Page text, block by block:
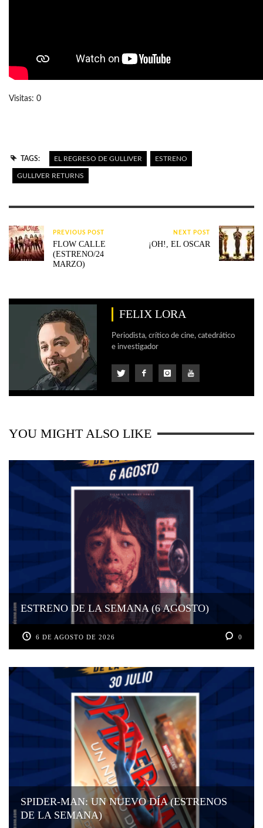
Visitas: 0
TAGS: EL REGRESO DE GULLIVER ESTRENO
GULLIVER RETURNS
PREVIOUS POST
FLOW CALLE
(ESTRENO/24
MARZO)
NEXT POST
¡OH!, EL OSCAR
FELIX LORA
Periodista, crítico de cine, catedrático
e investigador
YOU MIGHT ALSO LIKE
ESTRENO DE LA SEMANA (6 AGOSTO)
6 DE AGOSTO DE 2026 0
SPIDER-MAN: UN NUEVO DÍA (ESTRENOS
DE LA SEMANA)